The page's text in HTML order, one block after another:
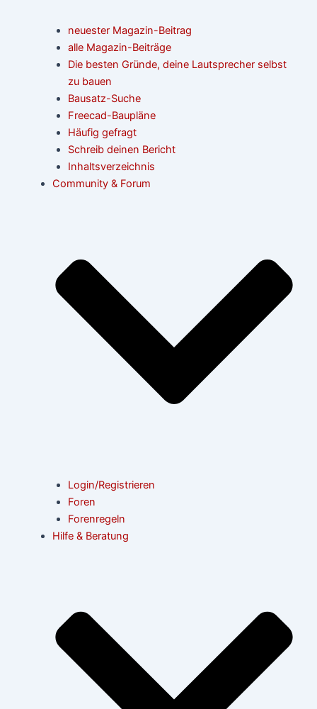
neuester Magazin-Beitrag
alle Magazin-Beiträge
Die besten Gründe, deine Lautsprecher selbst
zu bauen
Bausatz-Suche
Freecad-Baupläne
Häufig gefragt
Schreib deinen Bericht
Inhaltsverzeichnis
Community & Forum
Login/Registrieren
Foren
Forenregeln
Hilfe & Beratung